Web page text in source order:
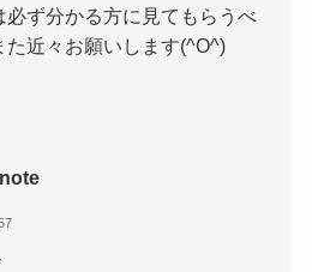
ず分かる方に見てもらうべ
た近々お願いします(^O^)